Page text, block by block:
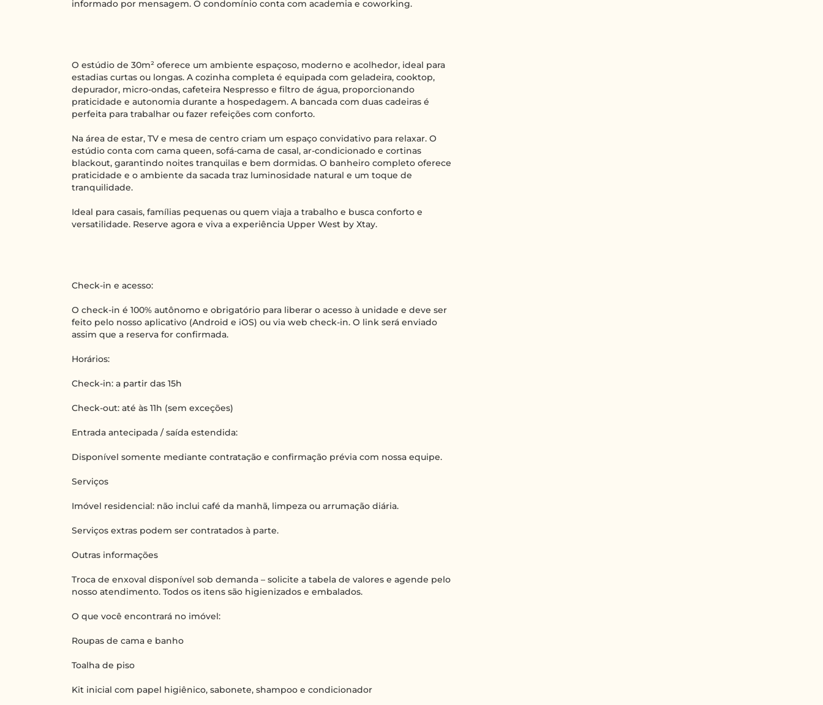
informado por mensagem. O condomínio conta com academia e coworking.
O estúdio de 30m² oferece um ambiente espaçoso, moderno e acolhedor, ideal para
estadias curtas ou longas. A cozinha completa é equipada com geladeira, cooktop,
depurador, micro-ondas, cafeteira Nespresso e filtro de água, proporcionando
praticidade e autonomia durante a hospedagem. A bancada com duas cadeiras é
perfeita para trabalhar ou fazer refeições com conforto.
Na área de estar, TV e mesa de centro criam um espaço convidativo para relaxar. O
estúdio conta com cama queen, sofá-cama de casal, ar-condicionado e cortinas
blackout, garantindo noites tranquilas e bem dormidas. O banheiro completo oferece
praticidade e o ambiente da sacada traz luminosidade natural e um toque de
tranquilidade.
Ideal para casais, famílias pequenas ou quem viaja a trabalho e busca conforto e
versatilidade. Reserve agora e viva a experiência Upper West by Xtay.
Check-in e acesso:
O check-in é 100% autônomo e obrigatório para liberar o acesso à unidade e deve ser
feito pelo nosso aplicativo (Android e iOS) ou via web check-in. O link será enviado
assim que a reserva for confirmada.
Horários:
Check-in: a partir das 15h
Check-out: até às 11h (sem exceções)
Entrada antecipada / saída estendida:
Disponível somente mediante contratação e confirmação prévia com nossa equipe.
Serviços
Imóvel residencial: não inclui café da manhã, limpeza ou arrumação diária.
Serviços extras podem ser contratados à parte.
Outras informações
Troca de enxoval disponível sob demanda – solicite a tabela de valores e agende pelo
nosso atendimento. Todos os itens são higienizados e embalados.
O que você encontrará no imóvel:
Roupas de cama e banho
Toalha de piso
Kit inicial com papel higiênico, sabonete, shampoo e condicionador